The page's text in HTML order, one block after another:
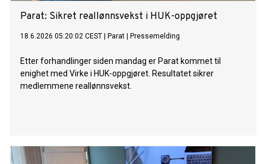
Parat: Sikret reallønnsvekst i HUK-oppgjøret
18.6.2026 05:20:02 CEST Parat Pressemelding
Etter forhandlinger siden mandag er Parat kommet til
enighet med Virke i HUK-oppgjøret. Resultatet sikrer
medlemmene reallønnsvekst.